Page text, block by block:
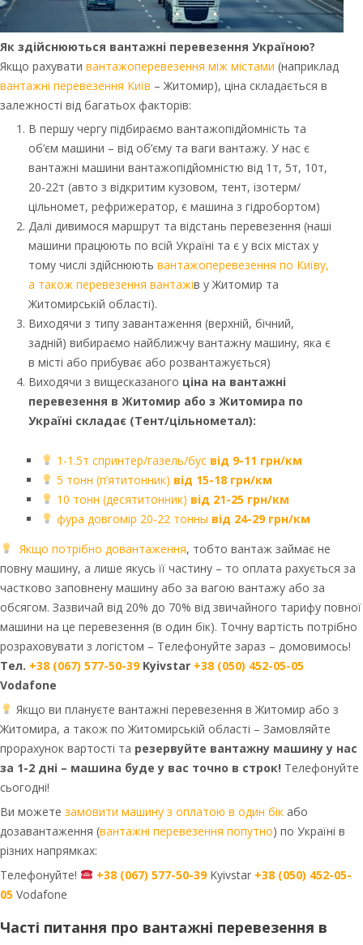
Як здійснюються вантажні перевезення Україною?
Якщо рахувати вантажоперевезення між містами (наприклад
вантажні перевезення Київ – Житомир), ціна складається в
залежності від багатьох факторів:
В першу чергу підбираємо вантажопідйомність та
об’єм машини – від об’єму та ваги вантажу. У нас є
вантажні машини вантажопідйомністю від 1т, 5т, 10т,
20-22т (авто з відкритим кузовом, тент, ізотерм/
цільномет, рефрижератор, є машина з гідробортом)
Далі дивимося маршрут та відстань перевезення (наші
машини працюють по всій Україні та є у всіх містах у
тому числі здійснюють вантажоперевезення по Київу,
а також перевезення вантажів у Житомир та
Житомирській області).
Виходячи з типу завантаження (верхній, бічний,
задній) вибираємо найближчу вантажну машину, яка є
в місті або прибуває або розвантажується)
Виходячи з вищесказаного ціна на вантажні
перевезення в Житомир або з Житомира по
Україні складає (Тент/цільнометал):
1-1.5т спринтер/газель/бус від 9-11 грн/км
5 тонн (п’ятитонник) від 15-18 грн/км
10 тонн (десятитонник) від 21-25 грн/км
фура довгомір 20-22 тонны від 24-29 грн/км
Якщо потрібно довантаження, тобто вантаж займає не
повну машину, а лише якусь її частину – то оплата рахується за
частково заповнену машину або за вагою вантажу або за
обсягом. Зазвичай від 20% до 70% від звичайного тарифу повної
машини на це перевезення (в один бік). Точну вартість потрібно
розраховувати з логістом – Телефонуйте зараз – домовимось!
Тел. +38 (067) 577-50-39Kyivstar +38 (050) 452-05-05
Vodafone
Якщо ви плануєте вантажні перевезення в Житомир або з
Житомира, а також по Житомирській області – Замовляйте
прорахунок вартості та резервуйте вантажну машину у нас
за 1-2 дні – машина буде у вас точно в строк! Телефонуйте
сьогодні!
Ви можете замовити машину з оплатою в один бік або
дозавантаження (вантажні перевезення попутно) по Україні в
різних напрямках:
Телефонуйте!
+38 (067) 577-50-39Kyivstar +38 (050) 452-05-
05 Vodafone
Часті питання про вантажні перевезення в